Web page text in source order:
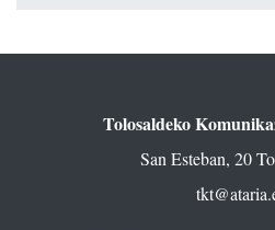
Tolosaldeko
San Esteban, 20